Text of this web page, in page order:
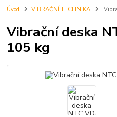
Úvod VIBRAČNÍ TECHNIKA
Vibrační deska
105 kg